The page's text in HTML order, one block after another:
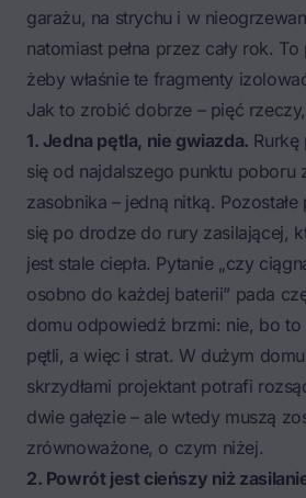
garażu, na strychu i w
natomiast pełna przez cały rok.
żeby właśnie te fragmenty
Jak to zrobić dobrze – pięć
1. Jedna pętla, nie gwiazda.
się od najdalszego punktu poboru
zasobnika – jedną nitką.
się po drodze do rury zasilającej,
jest stale ciepła. Pytanie „czy
osobno do każdej baterii” pada
domu odpowiedź brzmi: nie, bo to
pętli, a więc i strat. W dużym
skrzydłami projektant potrafi
dwie gałęzie – ale wtedy muszą
zrównoważone, o czym niżej.
2. Powrót jest cieńszy niż